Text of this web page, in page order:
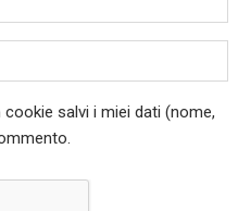
salvi i miei dati (nome,